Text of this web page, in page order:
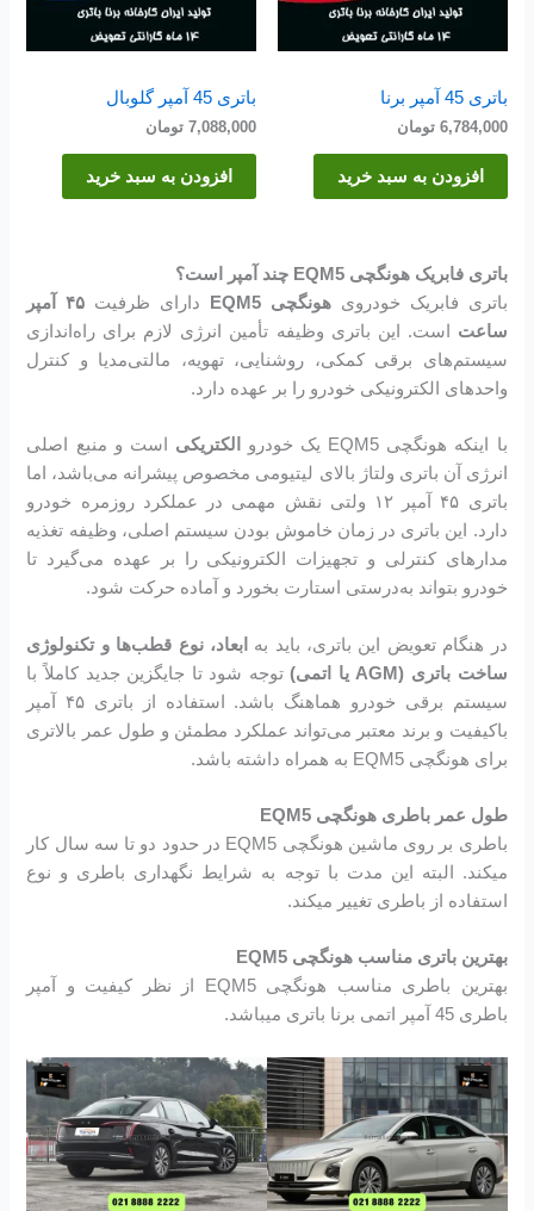
باتری 45 آمپر برنا
6,784,000 تومان
افزودن به سبد خرید
باتری 45 آمپر گلوبال
7,088,000 تومان
افزودن به سبد خرید
باتری فابریک هونگچی EQM5 چند آمپر است؟
باتری فابریک خودرویهونگچی EQM5 دارای ظرفیت
۴۵ آمپر
ساعت است. این باتری وظیفه تأمین انرژی لازم برای راه‌اندازی
سیستم‌های برقی کمکی، روشنایی، تهویه، مالتی‌مدیا و کنترل
واحدهای الکترونیکی خودرو را بر عهده دارد.
با اینکه هونگچی EQM5 یک خودرو الکتریکی است و منبع اصلی
انرژی آن باتری ولتاژ بالای لیتیومی مخصوص پیشرانه می‌باشد، اما
باتری ۴۵ آمپر ۱۲ ولتی نقش مهمی در عملکرد روزمره خودرو
دارد. این باتری در زمان خاموش بودن سیستم اصلی، وظیفه تغذیه
مدارهای کنترلی و تجهیزات الکترونیکی را بر عهده می‌گیرد تا
خودرو بتواند به‌درستی استارت بخورد و آماده حرکت شود.
در هنگام تعویض این باتری، باید به
ابعاد، نوع قطب‌ها و تکنولوژی
ساخت باتری (AGM یا اتمی)
توجه شود تا جایگزین جدید کاملاً با
سیستم برقی خودرو هماهنگ باشد. استفاده از باتری ۴۵ آمپر
باکیفیت و برند معتبر می‌تواند عملکرد مطمئن و طول عمر بالاتری
برای هونگچی EQM5 به همراه داشته باشد.
طول عمر باطری هونگچی EQM5
باطری بر روی ماشین هونگچی EQM5 در حدود دو تا سه سال کار
میکند. البته این مدت با توجه به شرایط نگهداری باطری و نوع
استفاده از باطری تغییر میکند.
بهترین باتری مناسب هونگچی EQM5
بهترین باطری مناسب هونگچی EQM5 از نظر کیفیت و آمپر
باطری 45 آمپر اتمی برنا باتری میباشد.